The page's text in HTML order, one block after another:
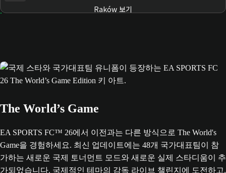
Raków 보기
The World’s Game
EA SPORTS FC™ 26에서 이전과는 다른 방식으로 The World's
Game을 경험하세요. 최신 업데이트에는 48개 국가대표팀이 참
가하는 새로운 국제 토너먼트 모드와 새로운 실제 스타디움이 추
가되었습니다. 국제적인 테마의 감독 라이브 챌린지에 도전하고,